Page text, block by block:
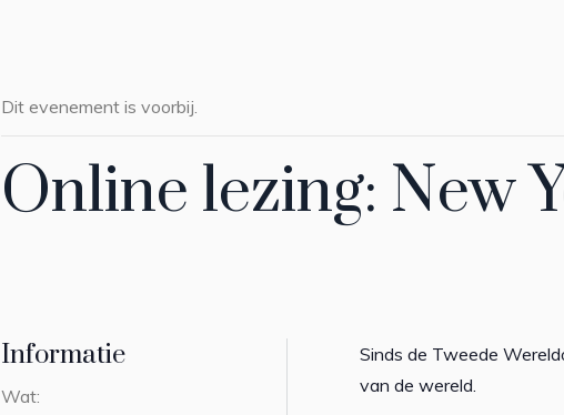
Dit evenement is voorbij.
Online lezing: New
Informatie
Wat:
Sinds de Tweede
van de wereld.